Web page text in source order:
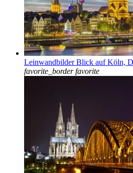
Leinwandbilder Blick auf Köln,
favorite_border favorite